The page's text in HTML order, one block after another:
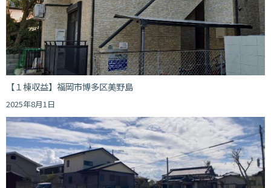
【１棟収益】福岡市博多区美野島
2025年8月1日